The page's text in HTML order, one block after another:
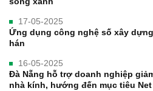
17-05-2025
Ứng dụng công nghệ số xây
hán
16-05-2025
Đà Nẵng hỗ trợ doanh nghiệp
nhà kính, hướng đến mục tiêu Net